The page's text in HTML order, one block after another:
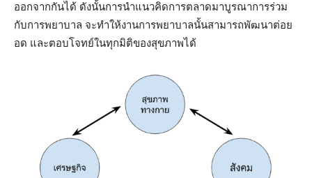
ออกจากกันได้ ดังนั้นการนำแนวคิดการตลาดมาบูรณาการร่วม
กับการพยาบาล จะทำให้งานการพยาบาลนั้นสามารถพัฒนาต่อย
อด และตอบโจทย์ในทุกมิติของสุขภาพได้